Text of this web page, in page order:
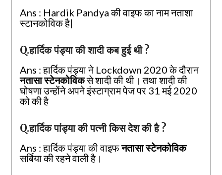
Ans : Hardik Pandya की वाइफ का नाम नताशा
स्टानकोविक है|
Q.हार्दिक पंड्या की शादी कब हुई थी ?
Ans : हार्दिक पंड्या ने Lockdown 2020 के दौरान
नतासा स्टेनकोविकसे शादी की थी। तथा शादी की
घोषणा उन्होंने अपने इंस्टाग्राम पेज पर 31 मई 2020
को की है
Q.हार्दिक पांड्या की पत्नी किस देश की है ?
Ans : हार्दिक पंड्या की वाइफनतासा स्टेनकोविक
सर्ब‍िया की रहने वाली है।